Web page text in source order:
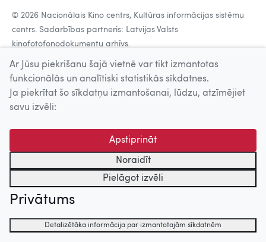
© 2026 Nacionālais Kino centrs, Kultūras informācijas sistēmu
centrs. Sadarbības partneris: Latvijas Valsts
kinofotofonodokumentu arhīvs.
Ar Jūsu piekrišanu šajā vietnē var tikt izmantotas
funkcionālās un analītiski statistikās sīkdatnes.
Ja piekrītat šo sīkdatņu izmantošanai, lūdzu, atzīmējiet
savu izvēli:
Apstiprināt
Noraidīt
Pielāgot izvēli
Privātums
Detalizētāka informācija par izmantotajām sīkdatnēm